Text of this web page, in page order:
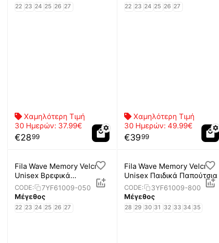
22 23 24 25 26 27
Χαμηλότερη Τιμή
30 Ημερών: 37.99€
€2899
22 23 24 25 26 27
Χαμηλότερη Τιμή
30 Ημερών: 49.99€
€3999
Fila Wave Memory Velcro
Unisex Βρεφικά
Παπούτσια
CODE:
7YF61009-050
Μέγεθος
22 23 24 25 26 27
Fila Wave Memory Velcro
Unisex Παιδικά Παπούτσια
CODE:
3YF61009-800
Μέγεθος
28 29 30 31 32 33 34 35